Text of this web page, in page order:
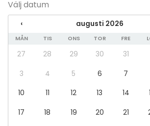
Välj datum
‹ augusti 2026
MÅN TIS ONS TOR FRE
27 28 29 30 31
3
4 5 6 7
10
11 12 13 14
17
18 19 20 21